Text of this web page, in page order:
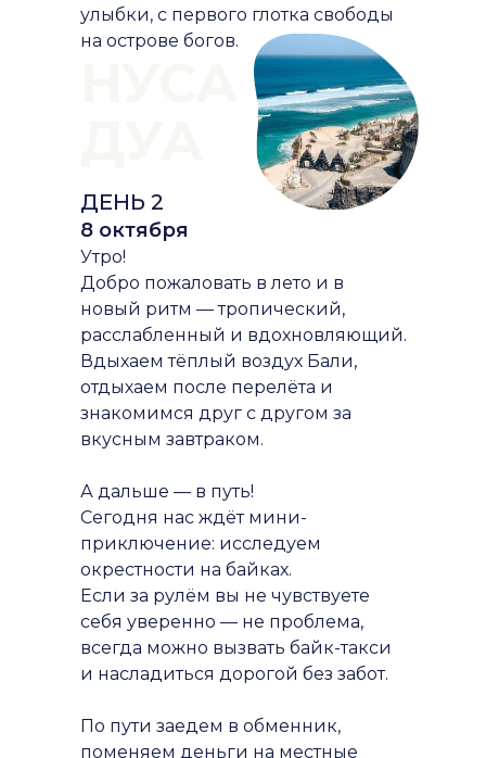
ДЕНЬ 2
Утро!
Добро пожаловать в лето и в
новый ритм — тропический,
расслабленный и вдохновляющий.
Вдыхаем тёплый воздух Бали,
отдыхаем после перелёта и
знакомимся друг с другом за
вкусным завтраком.
А дальше — в путь!
Сегодня нас ждёт мини-
приключение: исследуем
окрестности на байках.
Если за рулём вы не чувствуете
себя уверенно — не проблема,
всегда можно вызвать байк-такси
и насладиться дорогой без забот.
По пути заедем в обменник,
поменяем деньги на местные
8 октября
улыбки, с первого глотка свободы
на острове богов.